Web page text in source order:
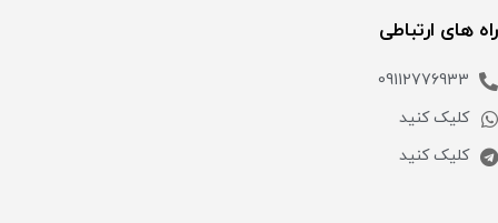
راه های ارتباطی
09112776933
کلیک کنید
کلیک کنید